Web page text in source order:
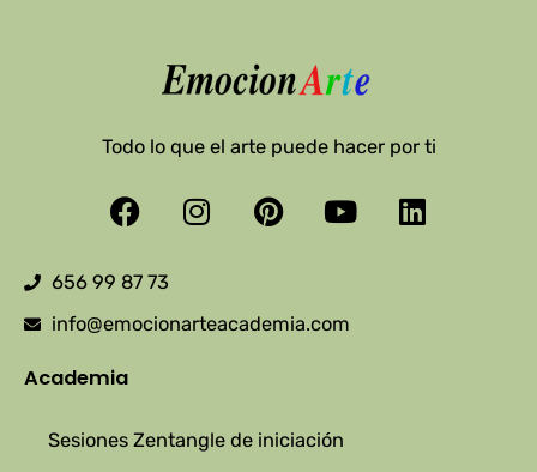
Todo lo que el arte puede hacer por ti
FacebookInstagram
PinterestYoutubeLinkedin
656 99 87 73
info@emocionarteacademia.com
Academia
Sesiones Zentangle de iniciación